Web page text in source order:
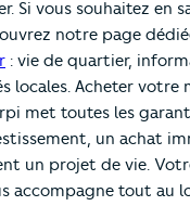
Si vous souhaitez en
notre page
: vie de quartier,
locales. Acheter votre
met toutes les
un achat
un projet de vie.
accompagne tout au